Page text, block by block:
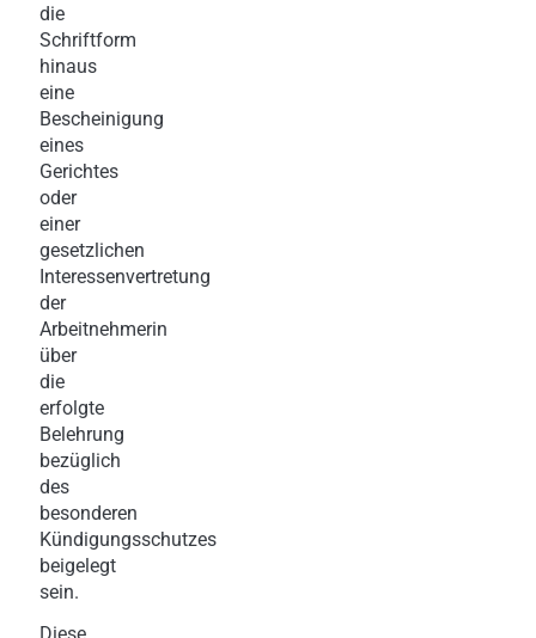
die
Schriftform
hinaus
eine
Bescheinigung
eines
Gerichtes
oder
einer
gesetzlichen
Interessenvertretung
der
Arbeitnehmerin
über
die
erfolgte
Belehrung
bezüglich
des
besonderen
Kündigungsschutzes
beigelegt
sein.